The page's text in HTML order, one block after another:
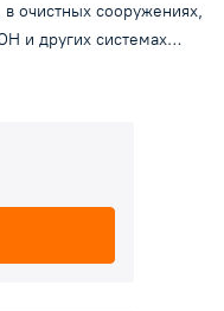
очистных сооружениях,
и других системах
Идеально подходит
основанная
тем самым
обеспечивает высокий
гарантирует